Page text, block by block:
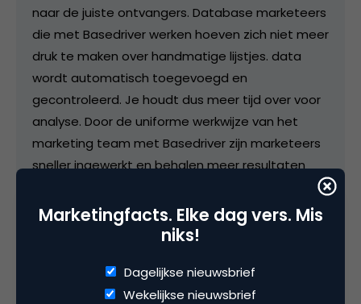
naar de juiste ontvangers. Database marketeers
die met Basedriver werken hoeven zich niet meer
druk te maken over handmatige lijstjes. data
wordt automatisch toegevoegd en
gecontroleerd. Je houdt dus meer tijd over voor
analyse. Door de uniforme werkwijze van het
marketing team met Basedriver zijn marketeers
sneller ingewerkt en behalen meer resultaten
Marketingfacts. Elke dag vers. Mis
niks!
Dagelijkse nieuwsbrief
Wekelijkse nieuwsbrief